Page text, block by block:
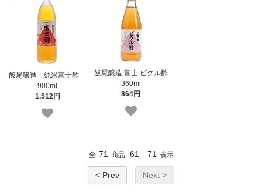
飯尾醸造 純米富士酢
900ml
1,512円
飯尾醸造 富士 ピクル酢
360ml
864円
全 71 商品 61 - 71 表示
< Prev Next >